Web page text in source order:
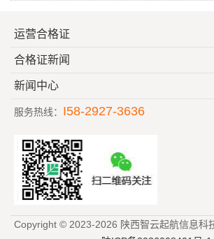
运营合格证
合格证新闻
新闻中心
服务热线： I58-2927-3636
Copyright © 2023-2026 陕西智云起航信息科